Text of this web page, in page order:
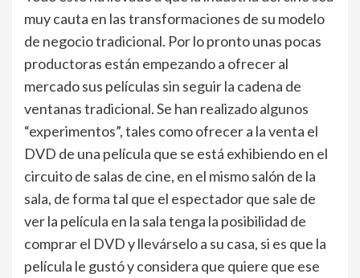
muy cauta en las transformaciones de su modelo
de negocio tradicional. Por lo pronto unas pocas
productoras están empezando a ofrecer al
mercado sus películas sin seguir la cadena de
ventanas tradicional. Se han realizado algunos
“experimentos”, tales como ofrecer a la venta el
DVD de una película que se está exhibiendo en el
circuito de salas de cine, en el mismo salón de la
sala, de forma tal que el espectador que sale de
ver la película en la sala tenga la posibilidad de
comprar el DVD y llevárselo a su casa, si es que la
película le gustó y considera que quiere que ese